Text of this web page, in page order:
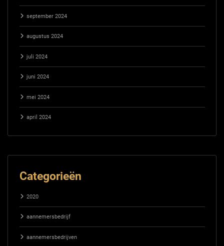
september 2024
augustus 2024
juli 2024
juni 2024
mei 2024
april 2024
Categorieën
2020
aannemersbedrijf
aannemersbedrijven